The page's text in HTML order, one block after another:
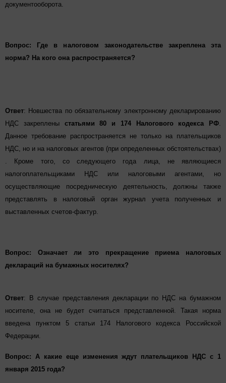
документооборота.
Вопрос: Где в налоговом законодательстве закреплена эта
норма? На кого она распространяется?
Ответ: Новшества по обязательному электронному декларированию
НДС закреплены статьями 80 и 174 Налогового кодекса РФ.
Данное требование распространяется не только на плательщиков
НДС, но и на налоговых агентов (при определенных обстоятельствах)
. Кроме того, со следующего года лица, не являющиеся
налогоплательщиками НДС или налоговыми агентами, но
осуществляющие посредническую деятельность, должны также
представлять в налоговый орган журнал учета полученных и
выставленных счетов-фактур.
Вопрос: Означает ли это прекращение приема налоговых
деклараций на бумажных носителях?
Ответ: В случае представления декларации по НДС на бумажном
носителе, она не будет считаться представленной. Такая норма
введена пунктом 5 статьи 174 Налогового кодекса Российской
Федерации.
Вопрос: А какие еще изменения ждут плательщиков НДС с 1
января 2015 года?